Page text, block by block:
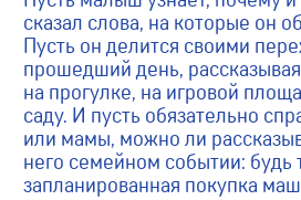
сказал слова, на которые он
Пусть он делится своими
прошедший день,
на прогулке, на игровой
саду. И пусть обязательно
или мамы, можно ли
него семейном событии: будь
запланированная покупка